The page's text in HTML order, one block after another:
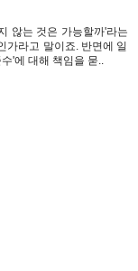
않는 것은 가능할까'라는
가라고 말이죠. 반면에 일
'에 대해 책임을 묻..